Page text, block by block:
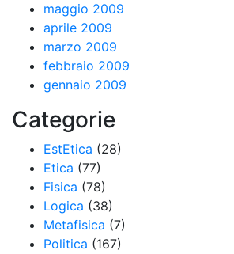
maggio 2009
aprile 2009
marzo 2009
febbraio 2009
gennaio 2009
Categorie
EstEtica (28)
Etica (77)
Fisica (78)
Logica (38)
Metafisica (7)
Politica (167)